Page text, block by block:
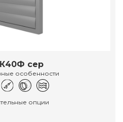
сер
особенности
опции